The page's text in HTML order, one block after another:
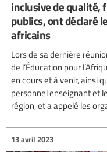
inclusive de qualité,
publics, ont déclaré
africains
Lors de sa dernière
de l’Éducation pour
en cours et à venir, ainsi
personnel enseignant et
région, et a appelé les
13 avril 2023